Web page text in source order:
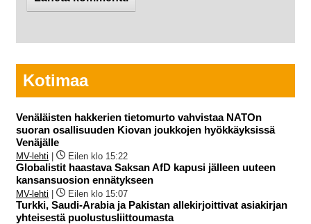
Kotimaa
Venäläisten hakkerien tietomurto vahvistaa NATOn
suoran osallisuuden Kiovan joukkojen hyökkäyksissä
Venäjälle
MV-lehti Eilen klo 15:22
Globalistit haastava Saksan AfD kapusi jälleen uuteen
kansansuosion ennätykseen
MV-lehti Eilen klo 15:07
Turkki, Saudi-Arabia ja Pakistan allekirjoittivat asiakirjan
yhteisestä puolustusliittoumasta